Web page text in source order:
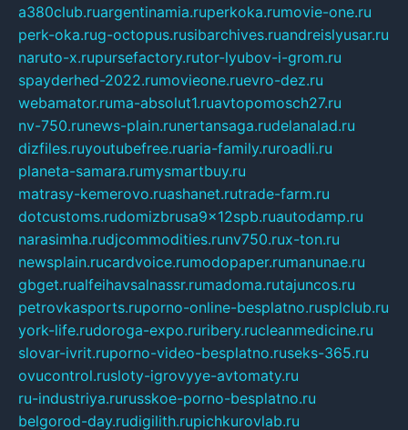
a380club.ruargentinamia.ruperkoka.rumovie-one.ru
perk-oka.rug-octopus.rusibarchives.ruandreislyusar.ru
naruto-x.rupursefactory.rutor-lyubov-i-grom.ru
spayderhed-2022.rumovieone.ruevro-dez.ru
webamator.ruma-absolut1.ruavtopomosch27.ru
nv-750.runews-plain.runertansaga.rudelanalad.ru
dizfiles.ruyoutubefree.ruaria-family.ruroadli.ru
planeta-samara.rumysmartbuy.ru
matrasy-kemerovo.ruashanet.rutrade-farm.ru
dotcustoms.rudomizbrusa9x12spb.ruautodamp.ru
narasimha.rudjcommodities.runv750.rux-ton.ru
newsplain.rucardvoice.rumodopaper.rumanunae.ru
gbget.rualfeihavsalnassr.rumadoma.rutajuncos.ru
petrovkasports.ruporno-online-besplatno.rusplclub.ru
york-life.rudoroga-expo.ruribery.rucleanmedicine.ru
slovar-ivrit.ruporno-video-besplatno.ruseks-365.ru
ovucontrol.rusloty-igrovyye-avtomaty.ru
ru-industriya.rurusskoe-porno-besplatno.ru
belgorod-day.rudigilith.rupichkurovlab.ru